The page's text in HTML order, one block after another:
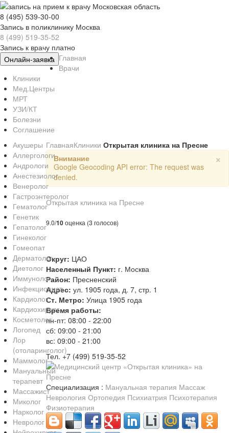
8 (495) 539-30-00
Запись в поликлинику Москва
8 (499) 519-35-52
Запись к врачу платно
Онлайн-заявка Главная
Врачи
Клиники
Мед.Центры
МРТ
УЗИ/КТ
Болезни
Соглашение
ГлавнаяКлиники Открытая клиника на Пресне
×
Внимание
Google Geocoding API error: The request was
denied.
Открытая клиника на Пресне
9.0/10оценка (3 голосов)
Округ: ЦАО
Населенный Пункт: г. Москва
Район: Пресненский
Адрес: ул. 1905 года, д. 7, стр. 1
Ст. Метро: Улица 1905 года
Время работы:
пн-пт: 08:00 - 22:00
сб: 09:00 - 21:00
вс: 09:00 - 21:00
Тел. +7 (499) 519-35-52
Специализация : Мануальная терапия Массаж
Неврология Ортопедия Психиатрия Психотерапия
Физиотерапия
Акушеры
Аллергологи
Андрологи
Анестезиолог
Венеролог
Гастроэнтеролог
Гематолог
Генетик
Гепатолог
Гинеколог
Гомеопат
Дерматолог
Диетолог
Иммунолог
Инфекционист
Кардиолог
Кардиохирург
Косметолог
Логопед
Лор
(отоларинголог)
Маммолог
Мануальный
терапевт
Массажист
Миколог
Нарколог
Невролог